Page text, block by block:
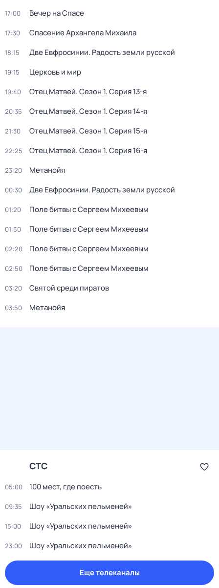
17:00 Вечер на Спасе
17:30 Спасение Архангела Михаила
18:15 Две Евфросинии. Радость земли русской
19:15 Церковь и мир
19:40 Отец Матвей. Сезон 1. Серия 13-я
20:35 Отец Матвей. Сезон 1. Серия 14-я
21:30 Отец Матвей. Сезон 1. Серия 15-я
22:25 Отец Матвей. Сезон 1. Серия 16-я
23:20 Метанойя
00:30 Две Евфросинии. Радость земли русской
01:20 Поле битвы c Сергеем Mихеевым
01:50 Поле битвы c Сергеем Mихеевым
02:20 Поле битвы c Сергеем Mихеевым
02:50 Поле битвы c Сергеем Mихеевым
03:20 Святой среди пиратов
03:50 Метанойя
СТС
05:00 100 мест, где поесть
09:35 Шоу «Уральских пельменей»
15:00 Шоу «Уральских пельменей»
23:00 Шоу «Уральских пельменей»
Еще телеканалы